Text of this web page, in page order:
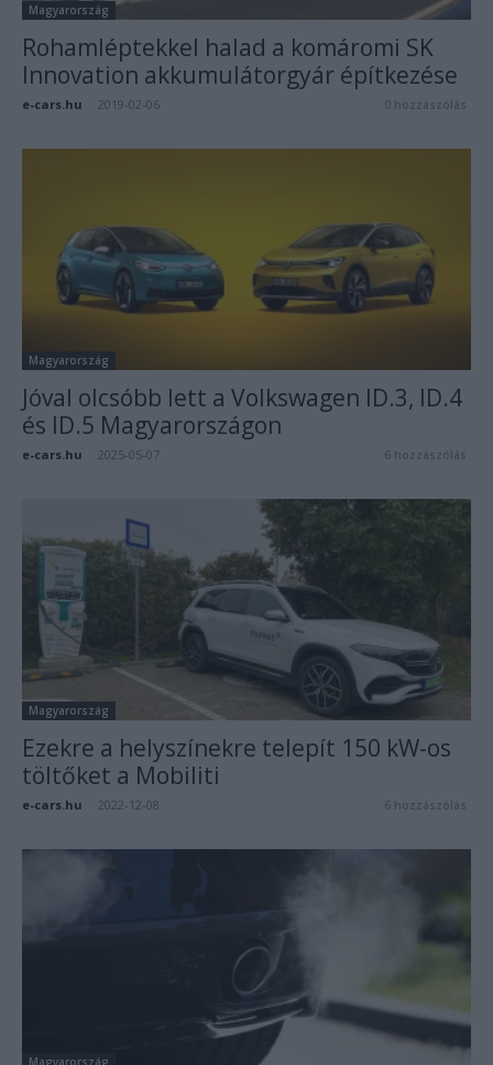
Magyarország
Rohamléptekkel halad a komáromi SK
Innovation akkumulátorgyár építkezése
e-cars.hu 2019-02-06 0 hozzászólás
Magyarország
Jóval olcsóbb lett a Volkswagen ID.3, ID.4
és ID.5 Magyarországon
e-cars.hu 2025-05-07 6 hozzászólás
Magyarország
Ezekre a helyszínekre telepít 150 kW-os
töltőket a Mobiliti
e-cars.hu 2022-12-08 6 hozzászólás
Magyarország